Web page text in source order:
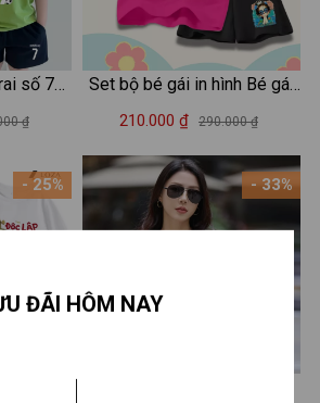
số 7
40kg -
BL375
₫
- 25%
Set bộ bé gái in hình Bé gái
Hot trend - Loza SB363
210.000 ₫ 290.000 ₫
- 33%
ĐÃI HÔM NAY